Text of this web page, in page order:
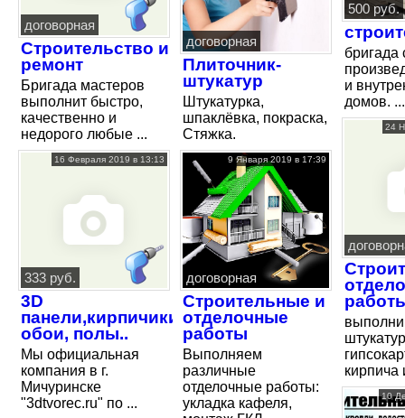
договорная
Строительство и
ремонт
Бригада мастеров
выполнит быстро,
качественно и
недорого любые ...
16 Февраля 2019 в 13:13
333 руб.
3D
панели,кирпичики,
обои, полы..
Мы официальная
компания в г.
Мичуринске
"3dtvorec.ru" по ...
договорная
Плиточник-
штукатур
Штукатурка,
шпаклёвка, покраска,
Стяжка.
9 Января 2019 в 17:39
договорная
Cтроительные и
отделочные
работы
Выполняем
различные
отделочные работы:
укладка кафеля,
500 руб.
бригада
и
домов. ...
24
кирпича
10